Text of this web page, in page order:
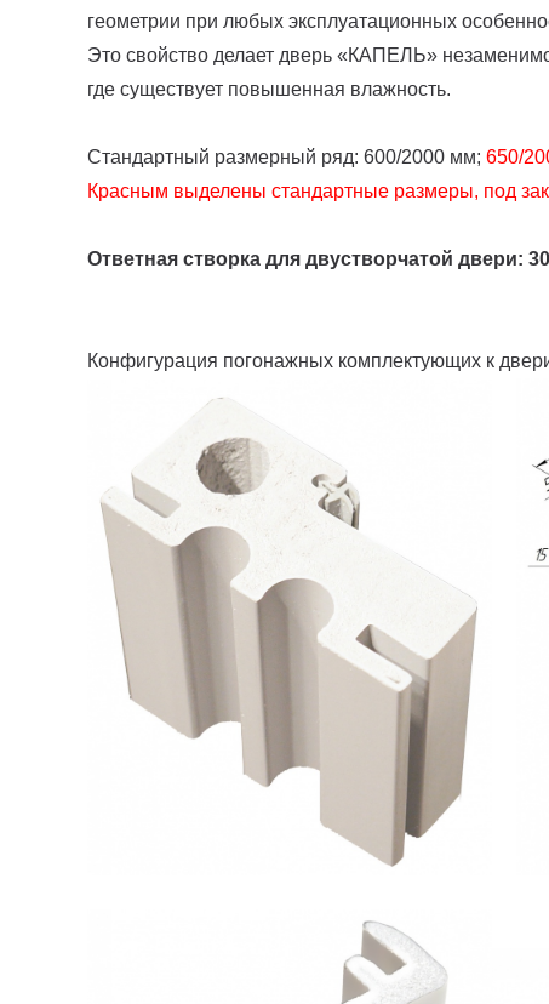
геометрии при любых эксплуатационных
Это свойство делает дверь «КАПЕЛЬ»
где существует повышенная влажность.
Стандартный размерный ряд: 600/2000 мм; 650/
Красным выделены стандартные размеры, под
Ответная створка для двустворчатой двери:
Конфигурация погонажных комплектующих к